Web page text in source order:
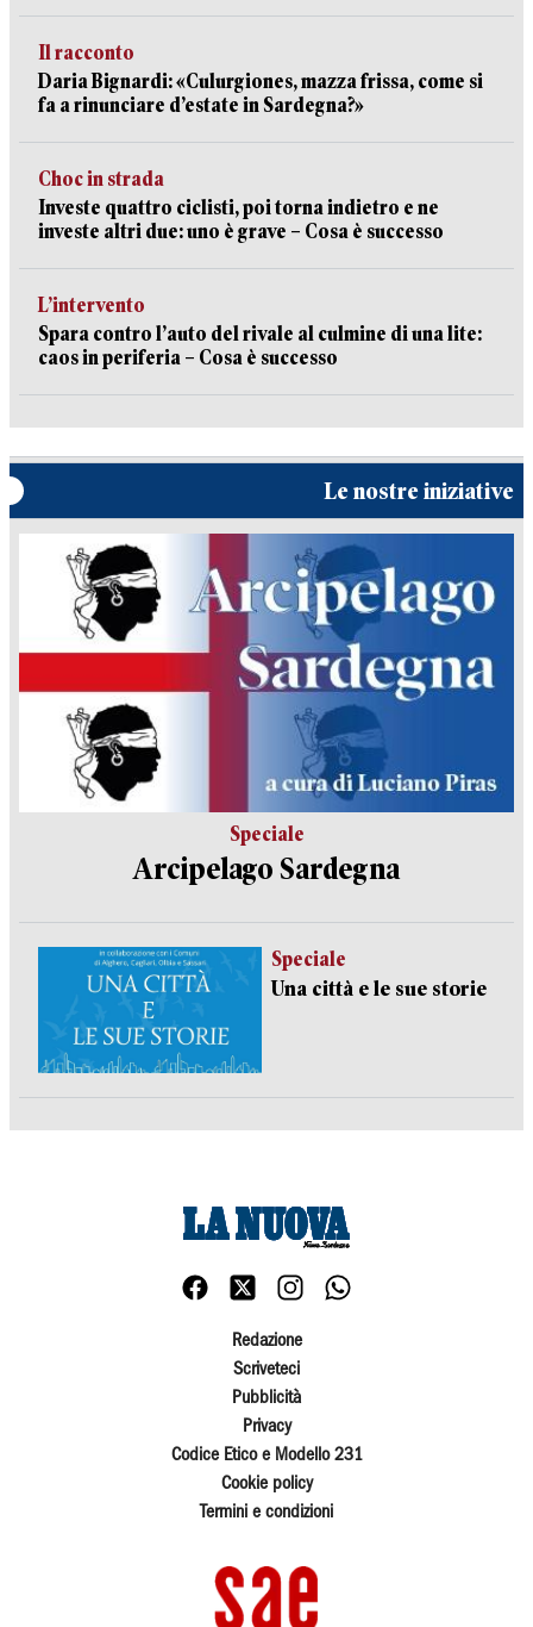
Il racconto
Daria Bignardi: «Culurgiones, mazza frissa, come si
fa a rinunciare d’estate in Sardegna?»
Choc in strada
Investe quattro ciclisti, poi torna indietro e ne
investe altri due: uno è grave – Cosa è successo
L’intervento
Spara contro l’auto del rivale al culmine di una lite:
caos in periferia – Cosa è successo
Le nostre iniziative
Speciale
Arcipelago Sardegna
Speciale
Una città e le sue storie
Redazione
Scriveteci
Pubblicità
Privacy
Codice Etico e Modello 231
Cookie policy
Termini e condizioni